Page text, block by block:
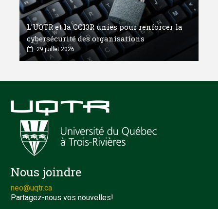
L'UQTR et la CCI3R unies pour renforcer la
cybersécurité des organisations
29 juillet 2026
Nous joindre
neo@uqtr.ca
Partagez-nous vos nouvelles!